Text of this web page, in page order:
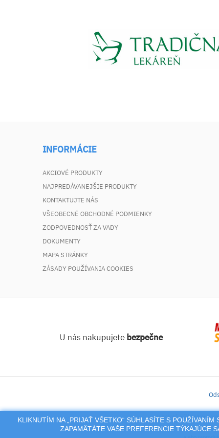
INFORMÁCIE
AKCIOVÉ PRODUKTY
NAJPREDÁVANEJŠIE PRODUKTY
KONTAKTUJTE NÁS
VŠEOBECNÉ OBCHODNÉ PODMIENKY
ZODPOVEDNOSŤ ZA VADY
DOKUMENTY
MAPA STRÁNKY
ZÁSADY POUŽÍVANIA COOKIES
KLIKNUTÍM NA „PRIJAŤ VŠETKO“ SÚHLASÍTE S
ZAPAMÄTÁTE VAŠE PREFERENCIE TÝKAJÚCE
U nás nakupujete bezpečne
iLekáreň – Zásielkový
Na tento